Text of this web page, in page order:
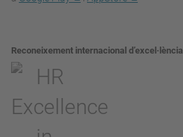
Reconeixement internacional d’excel·lència